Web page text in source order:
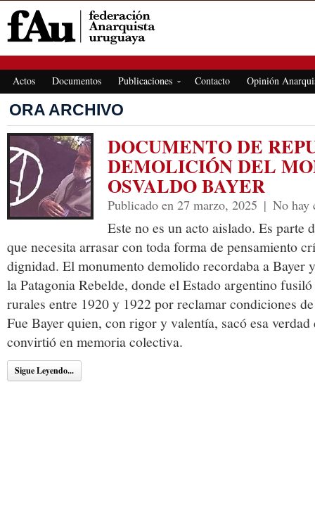
Actos Documentos Publicaciones Contacto Opinión
ORA ARCHIVO
DOCUMENTO DE
DEMOLICIÓN DEL
OSVALDO BAYER
Publicado en 27 marzo, 2025 | No hay
Este no es un acto aislado. Es parte
que necesita arrasar con toda forma de pensamiento
dignidad. El monumento demolido recordaba a Bayer
la Patagonia Rebelde, donde el Estado argentino
rurales entre 1920 y 1922 por reclamar condiciones
Fue Bayer quien, con rigor y valentía, sacó esa
convirtió en memoria colectiva.
Sigue Leyendo...